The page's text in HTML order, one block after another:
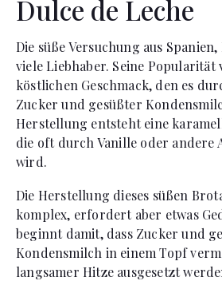
Dulce de Leche
Die süße Versuchung aus
viele Liebhaber. Seine Popularität
köstlichen Geschmack, den es
Zucker und gesüßter
Herstellung entsteht eine
die oft durch Vanille oder andere
wird.
Die Herstellung dieses süßen
komplex, erfordert aber etwas
beginnt damit, dass Zucker und
Kondensmilch in einem Topf
langsamer Hitze ausgesetzt